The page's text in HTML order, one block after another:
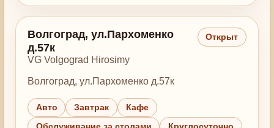
Волгоград, ул.Пархоменко
д.57к
VG Volgograd Hirosimy
Открыт
Волгоград, ул.Пархоменко д.57к
Авто Завтрак Кафе